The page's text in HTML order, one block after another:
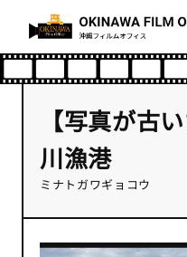
Location ロケ地
【写真が古
川漁港
ミナトガワギョコウ